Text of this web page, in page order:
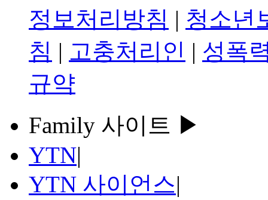
정보처리방침 | 청소년
침 | 고충처리인 | 성폭
규약
Family 사이트 ▶
YTN|
YTN 사이언스|